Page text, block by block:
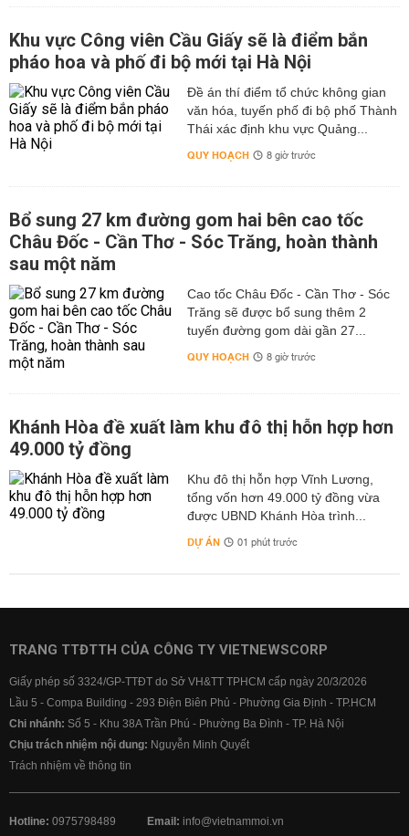
Khu vực Công viên Cầu Giấy sẽ là điểm bắn
pháo hoa và phố đi bộ mới tại Hà Nội
Đề án thí điểm tổ chức không gian
văn hóa, tuyến phố đi bộ phố Thành
Thái xác định khu vực Quảng...
QUY HOẠCH 8 giờ trước
Bổ sung 27 km đường gom hai bên cao tốc
Châu Đốc - Cần Thơ - Sóc Trăng, hoàn thành
sau một năm
Cao tốc Châu Đốc - Cần Thơ - Sóc
Trăng sẽ được bổ sung thêm 2
tuyến đường gom dài gần 27...
QUY HOẠCH 8 giờ trước
Khánh Hòa đề xuất làm khu đô thị hỗn hợp hơn
49.000 tỷ đồng
Khu đô thị hỗn hợp Vĩnh Lương,
tổng vốn hơn 49.000 tỷ đồng vừa
được UBND Khánh Hòa trình...
DỰ ÁN 01 phút trước
TRANG TTĐTTH CỦA CÔNG TY VIETNEWSCORP
Giấy phép số 3324/GP-TTĐT do Sở VH&TT TPHCM cấp ngày 20/3/2026
Lầu 5 - Compa Building - 293 Điện Biên Phủ - Phường Gia Định - TP.HCM
Chi nhánh: Số 5 - Khu 38A Trần Phú - Phường Ba Đình - TP. Hà Nội
Chịu trách nhiệm nội dung: Nguyễn Minh Quyết
Trách nhiệm về thông tin
Hotline: 0975798489 Email: info@vietnammoi.vn